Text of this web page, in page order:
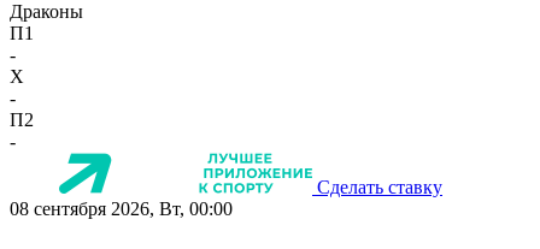
Драконы
П1
-
X
-
П2
-
Сделать ставку
08 сентября 2026, Вт, 00:00